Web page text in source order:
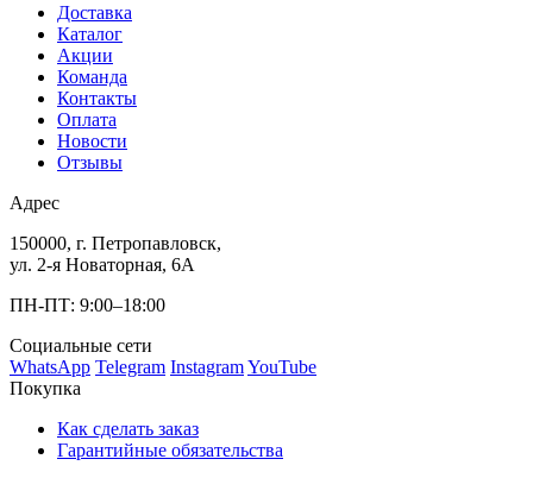
Доставка
Каталог
Акции
Команда
Контакты
Оплата
Новости
Отзывы
Адрес
150000, г. Петропавловск,
ул. 2-я Новаторная, 6А
ПН-ПТ: 9:00–18:00
Социальные сети
WhatsApp Telegram InstagramYouTube
Покупка
Как сделать заказ
Гарантийные обязательства